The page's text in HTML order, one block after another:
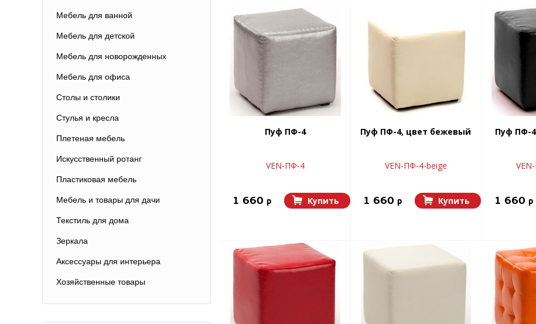
Мебель для ванной
Мебель для детской
Мебель для новорожденных
Мебель для офиса
Столы и столики
Стулья и кресла
Плетеная мебель
Искусственный ротанг
Пластиковая мебель
Мебель и товары для дачи
Текстиль для дома
Зеркала
Аксессуары для интерьера
Хозяйственные товары
Пуф ПФ-4
VEN-ПФ-4
1 660 p Купить
Пуф ПФ-4, цвет бежевый
VEN-ПФ-4-beige
1 660 p Купить
Пуф ПФ-
1 660 p